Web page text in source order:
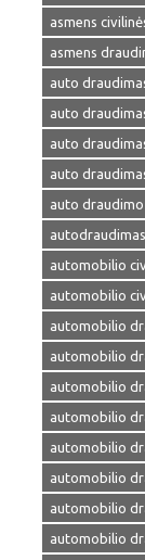
asmens
asmens
auto
auto
auto
auto
auto
autodraudimas
automobilio
automobilio
automobilio
automobilio
automobilio
automobilio
automobilio
automobilio
automobilio
automobilio